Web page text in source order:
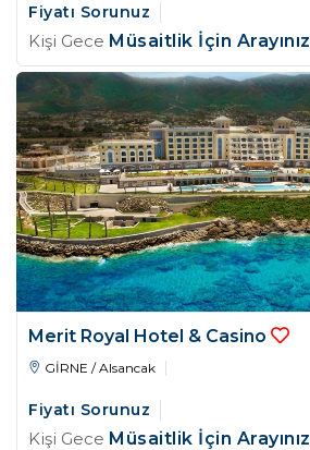
Fiyatı Sorunuz
Kişi Gece Müsaitlik İçin Arayınız
Merit Royal Hotel & Casino
GİRNE / Alsancak
Fiyatı Sorunuz
Kişi Gece Müsaitlik İçin Arayınız